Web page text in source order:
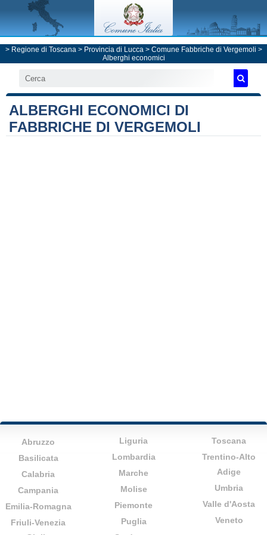
> Regione di Toscana> Provincia di Lucca> Comune Fabbriche di Vergemoli >
Alberghi economici
ALBERGHI ECONOMICI DI
FABBRICHE DI VERGEMOLI
Abruzzo
Basilicata
Calabria
Campania
Emilia-Romagna
Friuli-Venezia
Liguria
Lombardia
Marche
Molise
Piemonte
Puglia
Toscana
Trentino-Alto
Adige
Umbria
Valle d'Aosta
Veneto